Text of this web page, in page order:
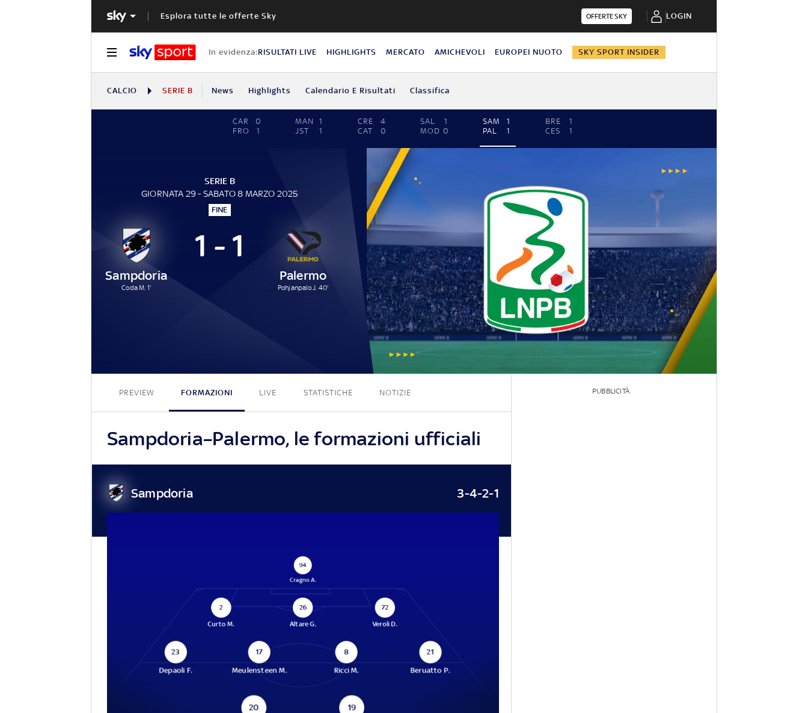
Esplora tutte le offerte Sky OFFERTE SKY LOGIN
In evidenza:RISULTATI LIVE HIGHLIGHTS MERCATO AMICHEVOLI EUROPEI NUOTO SKY SPORT INSIDER
CALCIO SERIE B News Highlights Calendario E Risultati Classifica
CAR
0
FRO
1
MAN
1
JST
1
CRE
4
CAT
0
SAL
1
MOD 0
SAM
1
PAL
1
BRE
1
CES
1
SERIE B
GIORNATA 29 - SABATO 8 MARZO 2025
FINE
Sampdoria
Coda M. 1'
1 - 1
Palermo
Pohjanpalo J. 40'
1 - 1
PREVIEW FORMAZIONI LIVE STATISTICHE NOTIZIE
Sampdoria–Palermo, le formazioni ufficiali
Sampdoria 3-4-2-1
94
Cragno A.
2
Curto M.
26
Altare G.
72
Veroli D.
23
Depaoli F.
17
Meulensteen M.
8
Ricci M.
21
Beruatto P.
19
20
PUBBLICITÀ